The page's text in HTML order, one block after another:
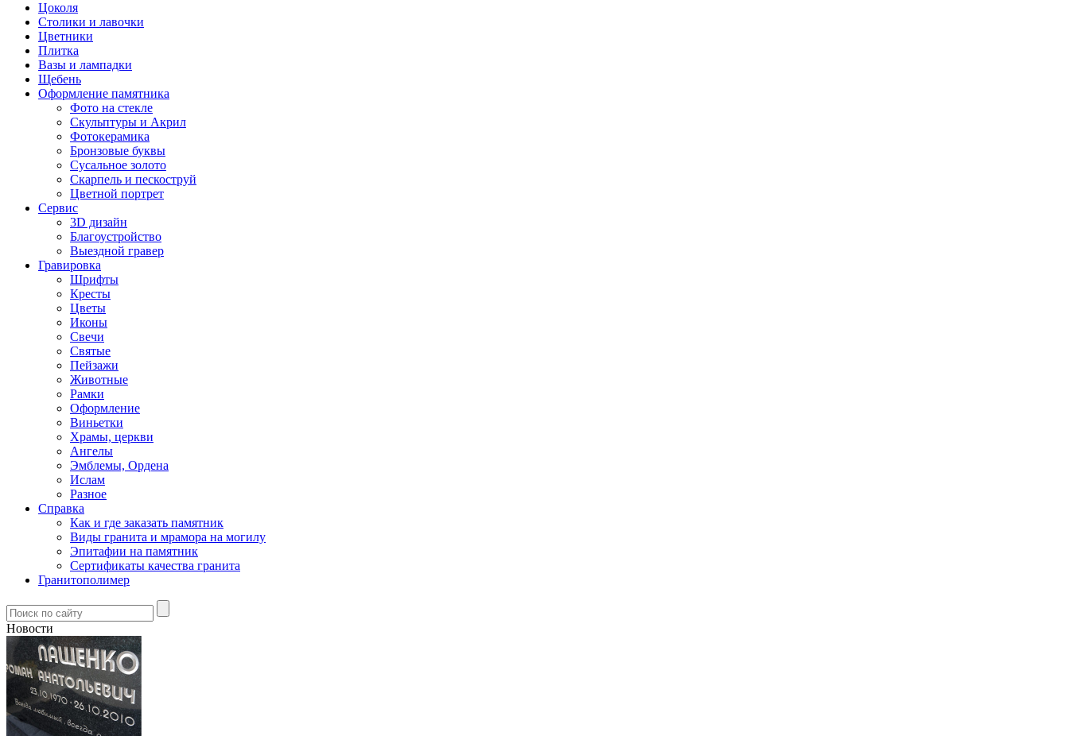
Цоколя
Столики и лавочки
Цветники
Плитка
Вазы и лампадки
Щебень
Оформление памятника
Фото на стекле
Скульптуры и Акрил
Фотокерамика
Бронзовые буквы
Сусальное золото
Скарпель и пескоструй
Цветной портрет
Сервис
3D дизайн
Благоустройство
Выездной гравер
Гравировка
Шрифты
Кресты
Цветы
Иконы
Свечи
Святые
Пейзажи
Животные
Рамки
Оформление
Виньетки
Храмы, церкви
Ангелы
Эмблемы, Ордена
Ислам
Разное
Справка
Как и где заказать памятник
Виды гранита и мрамора на могилу
Эпитафии на памятник
Сертификаты качества гранита
Гранитополимер
Новости